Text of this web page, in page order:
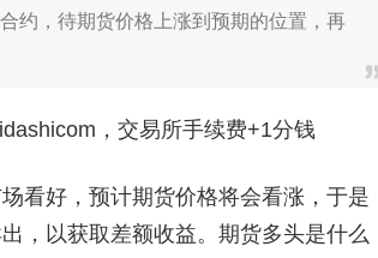
约，待期货价格上涨到预期的位置，再
，交易所手续费+1分钱
好，预计期货价格将会看涨，于是
，以获取差额收益。期货多头是什么